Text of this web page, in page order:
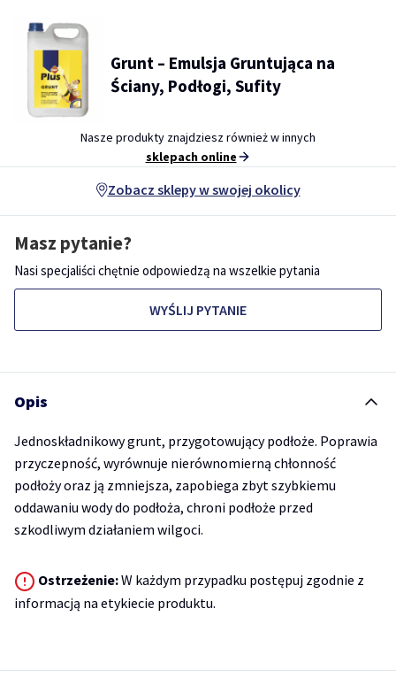
Grunt – Emulsja Gruntująca na
Ściany, Podłogi, Sufity
Nasze produkty znajdziesz również w innych
sklepach online
Zobacz sklepy w swojej okolicy
Masz pytanie?
Nasi specjaliści chętnie odpowiedzą na wszelkie pytania
WYŚLIJ PYTANIE
Opis
Jednoskładnikowy grunt, przygotowujący podłoże. Poprawia
przyczepność, wyrównuje nierównomierną chłonność
podłoży oraz ją zmniejsza, zapobiega zbyt szybkiemu
oddawaniu wody do podłoża, chroni podłoże przed
szkodliwym działaniem wilgoci.
Ostrzeżenie:W każdym przypadku postępuj zgodnie z
informacją na etykiecie produktu.